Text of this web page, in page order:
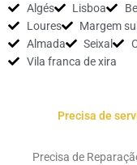
Algés Lisboa
Loures
Margem sul
Almada
Seixal
Vila franca de xira
Precisa de
Precisa de